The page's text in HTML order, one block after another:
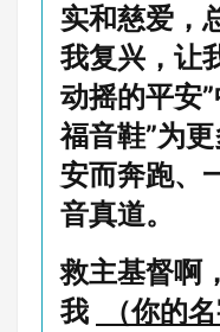
实和慈爱，
我复兴，让
动摇的平安
福音鞋”为
安而奔跑、
音真道。
救主基督啊
我
（你的名